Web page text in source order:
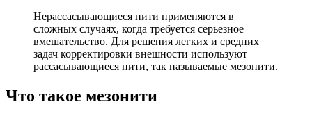
Нерассасывающиеся нити применяются в
сложных случаях, когда требуется серьезное
вмешательство. Для решения легких и средних
задач корректировки внешности используют
рассасывающиеся нити, так называемые мезонити.
Что такое мезонити